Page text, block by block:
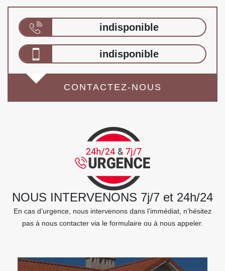
indisponible
indisponible
CONTACTEZ-NOUS
NOUS INTERVENONS 7j/7 et 24h/24
En cas d’urgence, nous intervenons dans l’immédiat, n’hésitez
pas à nous contacter via le formulaire ou à nous appeler.